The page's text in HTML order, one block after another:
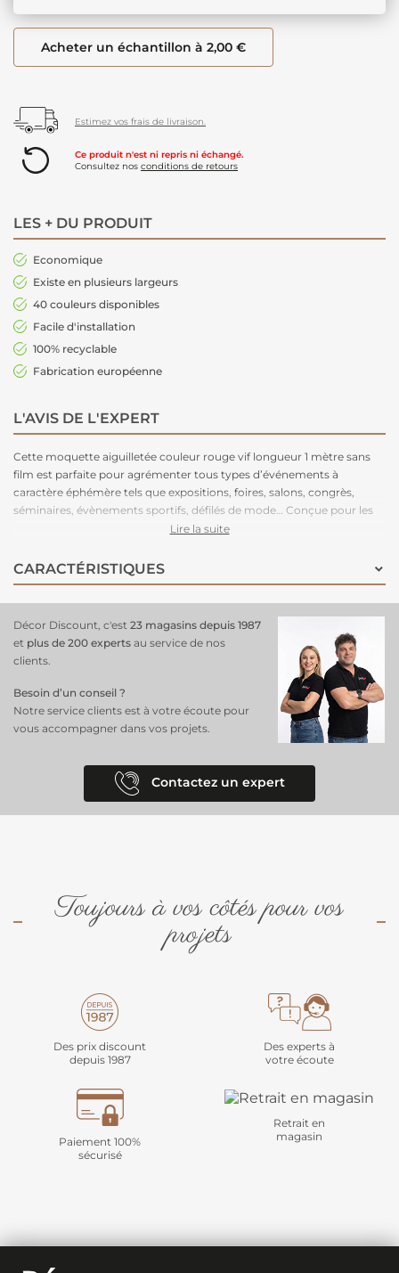
Acheter un échantillon à 2,00 €
Estimez vos frais de livraison.
Ce produit n'est ni repris ni échangé.
Consultez nos conditions de retours
LES + DU PRODUIT
Economique
Existe en plusieurs largeurs
40 couleurs disponibles
Facile d'installation
100% recyclable
Fabrication européenne
L'AVIS DE L'EXPERT
Cette moquette aiguilletée couleur rouge vif longueur 1 mètre sans
film est parfaite pour agrémenter tous types d’événements à
caractère éphémère tels que expositions, foires, salons, congrès,
séminaires, évènements sportifs, défilés de mode… Conçue pour les
grands volumes de pose, cette moquette est légère à manipuler,
face. Très stable, cette moquette peut être posée en bord à bord ou
en superposé. Parce que le respect de l’environnement est la priorité
moquette 100% recyclable, permettant un recyclage total après
Lire la suite
CARACTÉRISTIQUES
Décor Discount, c'est 23 magasins depuis 1987
et plus de 200 experts au service de nos
clients.
Besoin d’un conseil ?
Notre service clients est à votre écoute pour
vous accompagner dans vos projets.
Contactez un expert
Toujours à vos côtés pour vos
projets
Des prix discount
depuis 1987
Des experts à
votre écoute
Paiement 100%
sécurisé
Retrait en
magasin